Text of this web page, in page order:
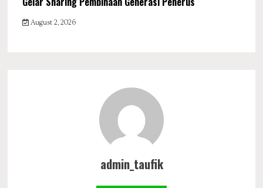
August 2, 2026
admin_taufik